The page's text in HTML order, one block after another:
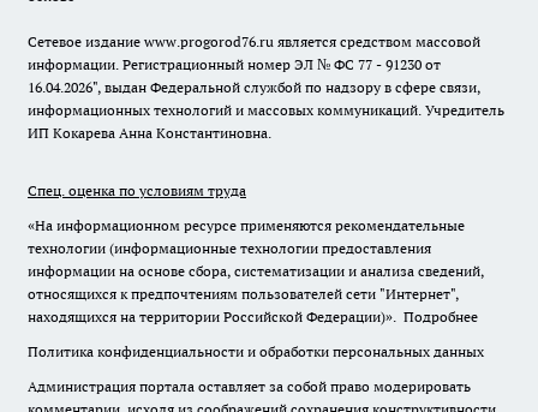
Сетевое издание www.progorod76.ru является средством массовой
информации. Регистрационный номер ЭЛ № ФС 77 - 91230 от
16.04.2026", выдан Федеральной службой по надзору в сфере связи,
информационных технологий и массовых коммуникаций. Учредитель
ИП Кокарева Анна Константиновна.
Спец. оценка по условиям труда
«На информационном ресурсе применяются рекомендательные
технологии (информационные технологии предоставления
информации на основе сбора, систематизации и анализа сведений,
относящихся к предпочтениям пользователей сети "Интернет",
находящихся на территории Российской Федерации)». Подробнее
Политика конфиденциальности и обработки персональных данных
Администрация портала оставляет за собой право модерировать